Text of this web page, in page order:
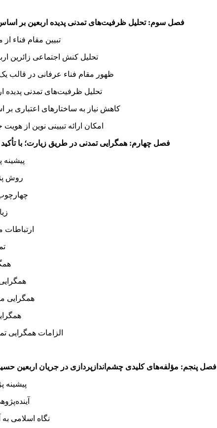
فصل سوم:تحلیل ظرفیت‌های تمدنی پدیده اربعین بر
تبیین مقام فناء
تحلیل کنش اجتماعی زائرین
ظهور مقام فناء عرفانی در قالب
تحلیل ظرفیت‌های تمدنی پدیده
کاهش نیاز به ساختار‌های اعتباری بر
امکان ارائه تبیینی نوین از
فصل چهارم: همگرایی تمدنی در طریق زیارت؛ با تأکید
روش
ارتباطات
همگرایی
الزامات همگرایی
فصل پنجم: مؤلفه‌های کلیدی چشم‌اندازپردازی در جریان اربعین
پیشینه
نگاه اسلامی به